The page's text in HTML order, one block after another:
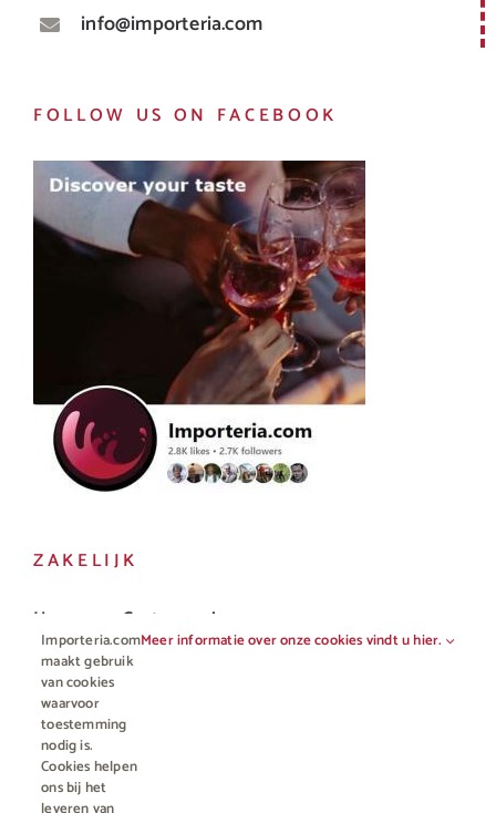
info@importeria.com
FOLLOW US ON FACEBOOK
ZAKELIJK
Horeca en Gastronomie
Vakhandel
Importeria.com
maakt gebruik
van cookies
waarvoor
toestemming
nodig is.
Cookies helpen
ons bij het
Meer informatie over onze cookies vindt u hier.